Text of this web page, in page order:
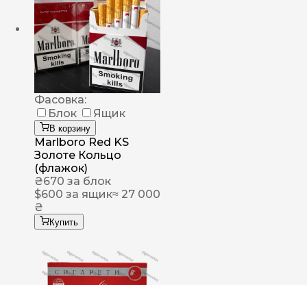
Фасовка:
Блок
Ящик
В корзину
Marlboro Red KS
Золоте Кольцо
(флажок)
₴670 за блок
$600 за ящик≈ 27 000
₴
Купить